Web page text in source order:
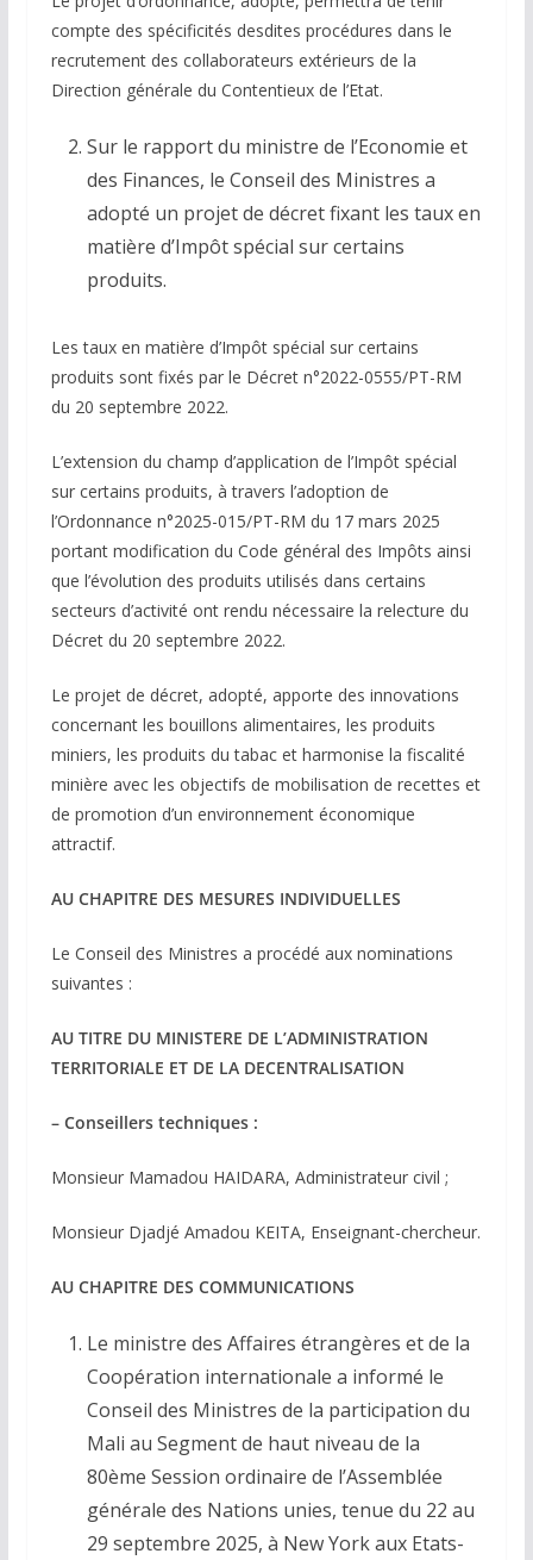
compte des spécificités desdites procédures dans le
recrutement des collaborateurs extérieurs de la
Direction générale du Contentieux de l’Etat.
Sur le rapport du ministre de l’Economie et
des Finances, le Conseil des Ministres a
adopté un projet de décret fixant les taux en
matière d’Impôt spécial sur certains
produits.
Les taux en matière d’Impôt spécial sur certains
produits sont fixés par le Décret n°2022-0555/PT-RM
du 20 septembre 2022.
L’extension du champ d’application de l’Impôt spécial
sur certains produits, à travers l’adoption de
l’Ordonnance n°2025-015/PT-RM du 17 mars 2025
portant modification du Code général des Impôts ainsi
que l’évolution des produits utilisés dans certains
secteurs d’activité ont rendu nécessaire la relecture du
Décret du 20 septembre 2022.
Le projet de décret, adopté, apporte des innovations
concernant les bouillons alimentaires, les produits
miniers, les produits du tabac et harmonise la fiscalité
minière avec les objectifs de mobilisation de recettes et
de promotion d’un environnement économique
attractif.
AU CHAPITRE DES MESURES INDIVIDUELLES
Le Conseil des Ministres a procédé aux nominations
suivantes :
AU TITRE DU MINISTERE DE L’ADMINISTRATION
TERRITORIALE ET DE LA DECENTRALISATION
– Conseillers techniques :
Monsieur Mamadou HAIDARA, Administrateur civil ;
Monsieur Djadjé Amadou KEITA, Enseignant-chercheur.
AU CHAPITRE DES COMMUNICATIONS
Le ministre des Affaires étrangères et de la
Coopération internationale a informé le
Conseil des Ministres de la participation du
Mali au Segment de haut niveau de la
80ème Session ordinaire de l’Assemblée
générale des Nations unies, tenue du 22 au
29 septembre 2025, à New York aux Etats-